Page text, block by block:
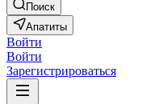
Поиск
Апатиты
Войти
Войти
Зарегистрироваться